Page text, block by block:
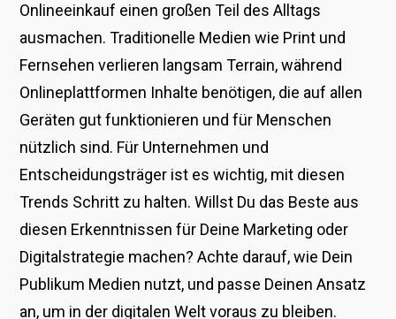
Onlineeinkauf einen großen Teil des Alltags
ausmachen. Traditionelle Medien wie Print und
Fernsehen verlieren langsam Terrain, während
Onlineplattformen Inhalte benötigen, die auf allen
Geräten gut funktionieren und für Menschen
nützlich sind. Für Unternehmen und
Entscheidungsträger ist es wichtig, mit diesen
Trends Schritt zu halten. Willst Du das Beste aus
diesen Erkenntnissen für Deine Marketing oder
Digitalstrategie machen? Achte darauf, wie Dein
Publikum Medien nutzt, und passe Deinen Ansatz
an, um in der digitalen Welt voraus zu bleiben.